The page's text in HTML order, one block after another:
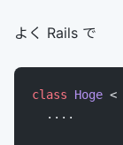
よく Rails で
class Hoge <
  ....